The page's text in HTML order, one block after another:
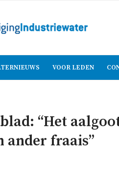
VOOR LEDEN
“Het
ander fraais”